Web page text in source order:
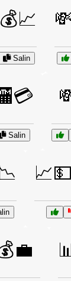
Salin
Salin